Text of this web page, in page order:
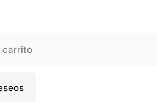
carrito